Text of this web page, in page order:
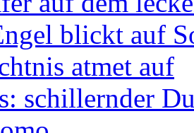
blickt auf
atmet auf
schillernder